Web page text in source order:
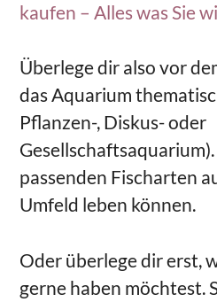
kaufen – Alles was Sie
Überlege dir also vor
das Aquarium
Pflanzen-, Diskus- oder
passenden Fischarten
Umfeld leben können.
Oder überlege dir erst,
gerne haben möchtest.